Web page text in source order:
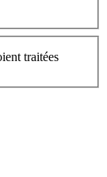
traitées